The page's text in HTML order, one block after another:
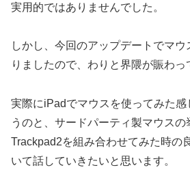
実用的ではありませんでした。
しかし、今回のアップデートでマ
りましたので、わりと界隈が賑わっ
実際にiPadでマウスを使ってみた
うのと、サードパーティ製マウスの
Trackpad2を組み合わせてみた時の
いて話していきたいと思います。